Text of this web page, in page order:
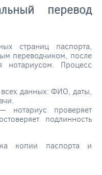
перевод
страниц паспорта,
переводчиком, после
нотариусом. Процесс
данных: ФИО, даты,
нотариус проверяет
подлинность
копии паспорта и